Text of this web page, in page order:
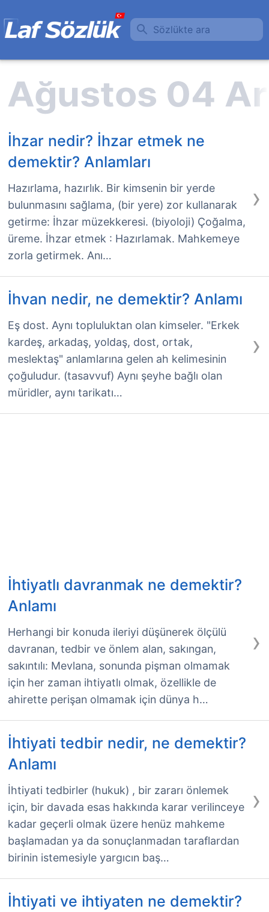
Sözlükte ara
İhzar nedir? İhzar etmek ne
demektir? Anlamları
›
Hazırlama, hazırlık. Bir kimsenin bir yerde
bulunmasını sağlama, (bir yere) zor kullanarak
getirme: İhzar müzekkeresi. (biyoloji) Çoğalma,
üreme. İhzar etmek : Hazırlamak. Mahkemeye
zorla getirmek. Anı…
İhvan nedir, ne demektir? Anlamı
›
Eş dost. Aynı topluluktan olan kimseler. "Erkek
kardeş, arkadaş, yoldaş, dost, ortak,
meslektaş" anlamlarına gelen ah kelimesinin
çoğuludur. (tasavvuf) Aynı şeyhe bağlı olan
müridler, aynı tarikatı…
İhtiyatlı davranmak ne demektir?
Anlamı
›
Herhangi bir konuda ileriyi düşünerek ölçülü
davranan, tedbir ve önlem alan, sakıngan,
sakıntılı: Mevlana, sonunda pişman olmamak
için her zaman ihtiyatlı olmak, özellikle de
ahirette perişan olmamak için dünya h…
İhtiyati tedbir nedir, ne demektir?
Anlamı
›
İhtiyati tedbirler (hukuk) , bir zararı önlemek
için, bir davada esas hakkında karar verilinceye
kadar geçerli olmak üzere henüz mahkeme
başlamadan ya da sonuçlanmadan taraflardan
birinin istemesiyle yargıcın baş…
İhtiyati ve ihtiyaten ne demektir?